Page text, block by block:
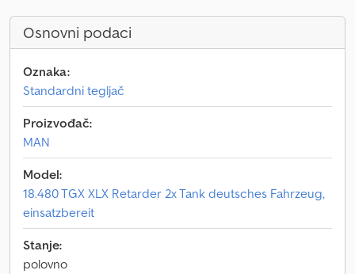
Osnovni podaci
Oznaka:
Standardni tegljač
Proizvođač:
MAN
Model:
18.480 TGX XLX Retarder 2x Tank deutsches Fahrzeug,
einsatzbereit
Stanje:
polovno